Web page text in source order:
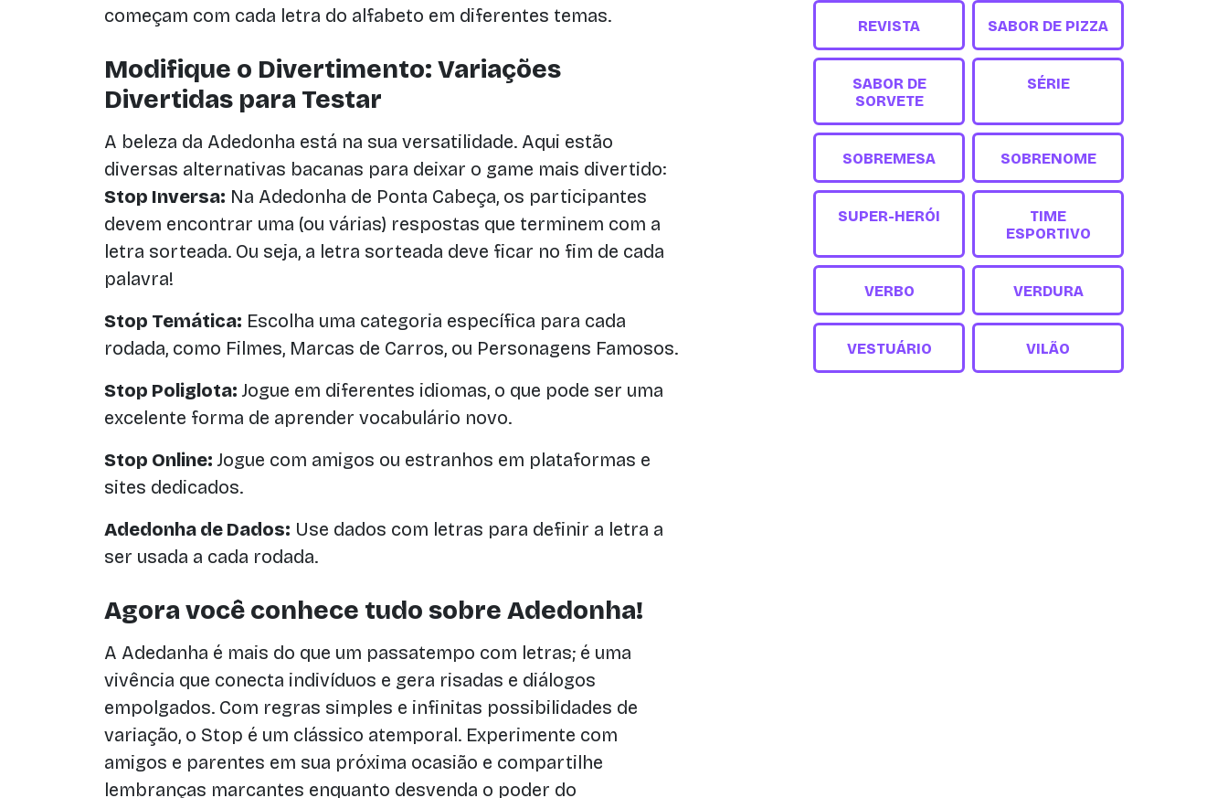
começam com cada letra do alfabeto em diferentes temas.
Modifique o Divertimento: Variações
Divertidas para Testar
A beleza da Adedonha está na sua versatilidade. Aqui estão
diversas alternativas bacanas para deixar o game mais divertido:
Stop Inversa: Na Adedonha de Ponta Cabeça, os participantes
devem encontrar uma (ou várias) respostas que terminem com a
letra sorteada. Ou seja, a letra sorteada deve ficar no fim de cada
palavra!
Stop Temática: Escolha uma categoria específica para cada
rodada, como Filmes, Marcas de Carros, ou Personagens Famosos.
Stop Poliglota: Jogue em diferentes idiomas, o que pode ser uma
excelente forma de aprender vocabulário novo.
Stop Online: Jogue com amigos ou estranhos em plataformas e
sites dedicados.
Adedonha de Dados: Use dados com letras para definir a letra a
ser usada a cada rodada.
Agora você conhece tudo sobre Adedonha!
A Adedanha é mais do que um passatempo com letras; é uma
vivência que conecta indivíduos e gera risadas e diálogos
empolgados. Com regras simples e infinitas possibilidades de
variação, o Stop é um clássico atemporal. Experimente com
amigos e parentes em sua próxima ocasião e compartilhe
lembranças marcantes enquanto desvenda o poder do
REVISTA SABOR DE PIZZA
SABOR DE
SORVETE
SÉRIE
SOBREMESA SOBRENOME
SUPER-HERÓI
TIME
ESPORTIVO
VERBO VERDURA
VESTUÁRIO VILÃO